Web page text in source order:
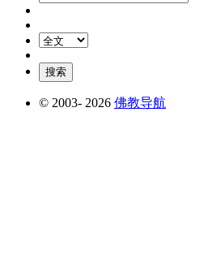
© 2003- 2026 佛教导航